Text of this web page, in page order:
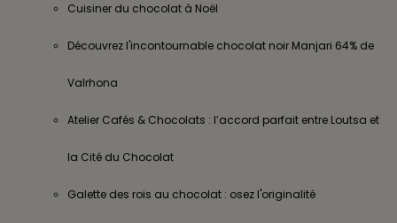
Cuisiner du chocolat à Noël
Découvrez l'incontournable chocolat noir Manjari 64% de
Valrhona
Atelier Cafés & Chocolats : l’accord parfait entre Loutsa et
la Cité du Chocolat
Galette des rois au chocolat : osez l'originalité